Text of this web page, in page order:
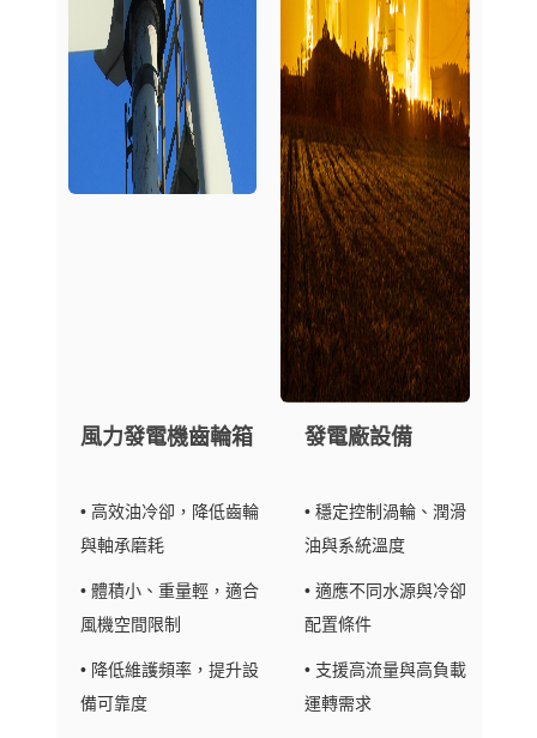
風力發電機齒輪箱
• 高效油冷卻，降低齒輪
與軸承磨耗
• 體積小、重量輕，適合
風機空間限制
• 降低維護頻率，提升設
備可靠度
發電廠設備
• 穩定控制渦輪、潤滑
油與系統溫度
• 適應不同水源與冷卻
配置條件
• 支援高流量與高負載
運轉需求